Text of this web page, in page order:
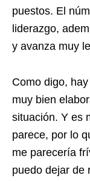
puestos. El
liderazgo,
y avanza muy
Como digo,
muy bien
situación. Y es
parece, por lo
me parecería
puedo dejar de